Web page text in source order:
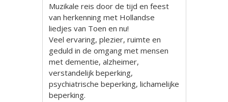
Muzikale reis door de tijd en feest
van herkenning met Hollandse
liedjes van Toen en nu!
Veel ervaring, plezier, ruimte en
geduld in de omgang met mensen
met dementie, alzheimer,
verstandelijk beperking,
psychiatrische beperking, lichamelijke
beperking.